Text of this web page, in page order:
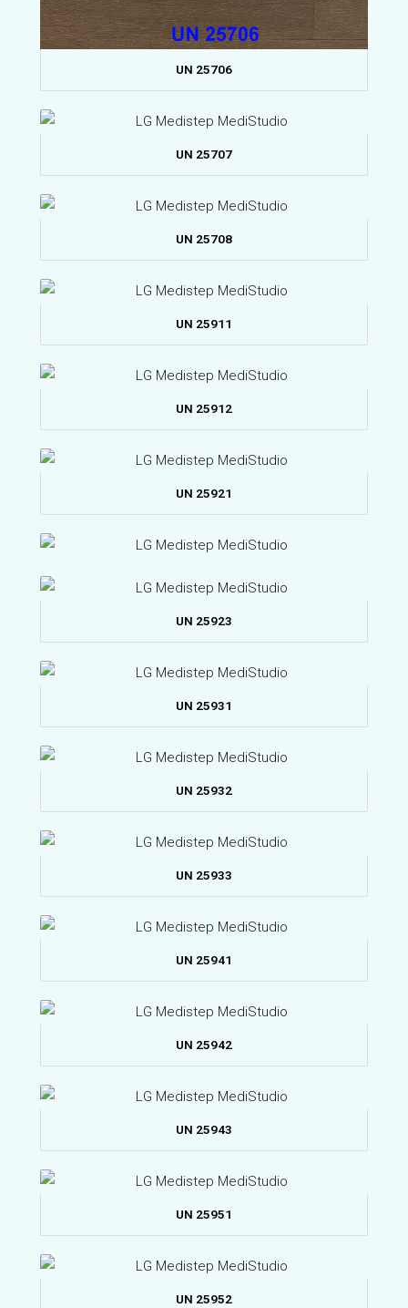
UN 25706
UN 25707
UN 25708
UN 25911
UN 25912
UN 25921
UN 25923
UN 25931
UN 25932
UN 25933
UN 25941
UN 25942
UN 25943
UN 25951
UN 25952